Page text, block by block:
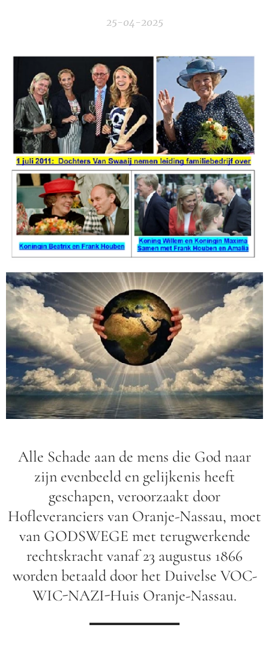
25-04-2025
Alle Schade aan de mens die God naar
zijn evenbeeld en gelijkenis heeft
geschapen, veroorzaakt door
Hofleveranciers van Oranje-Nassau, moet
van GODSWEGE met terugwerkende
rechtskracht vanaf 23 augustus 1866
worden betaald door het Duivelse VOC-
WIC-NAZI-Huis Oranje-Nassau.